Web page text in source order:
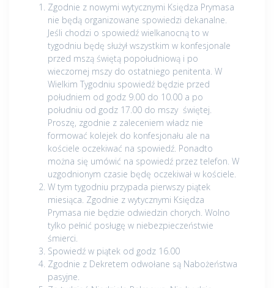
Zgodnie z nowymi wytycznymi Księdza Prymasa
nie będą organizowane spowiedzi dekanalne.
Jeśli chodzi o spowiedź wielkanocną to w
tygodniu będę służył wszystkim w konfesjonale
przed mszą świętą popołudniową i po
wieczornej mszy do ostatniego penitenta. W
Wielkim Tygodniu spowiedź będzie przed
południem od godz 9.00 do 10.00 a po
południu od godz 17.00 do mszy świętej.
Proszę, zgodnie z zaleceniem władz nie
formować kolejek do konfesjonału ale na
kościele oczekiwać na spowiedź. Ponadto
można się umówić na spowiedź przez telefon. W
uzgodnionym czasie będę oczekiwał w kościele.
W tym tygodniu przypada pierwszy piątek
miesiąca. Zgodnie z wytycznymi Księdza
Prymasa nie będzie odwiedzin chorych. Wolno
tylko pełnić posługę w niebezpieczeństwie
śmierci.
Spowiedź w piątek od godz 16.00
Zgodnie z Dekretem odwołane są Nabożeństwa
pasyjne.